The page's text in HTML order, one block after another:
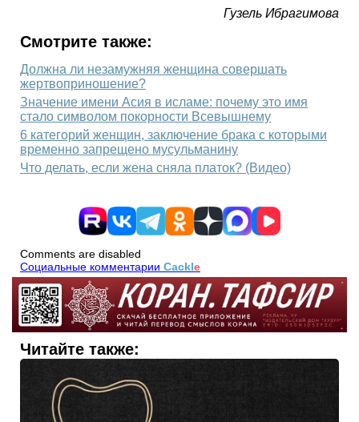
Гузель Ибрагимова
Смотрите также:
Должна ли незамужняя женщина совершать
жертвоприношение?
Значение имени Асия в исламе: почему это имя
стало символом покорности Всевышнему
6 категорий женщин, заключение брака с которыми
временно запрещено мусульманину
Что делать, если жена сняла платок? (Видео)
Comments are disabled
Социальные комментарии Cackle
Читайте также: